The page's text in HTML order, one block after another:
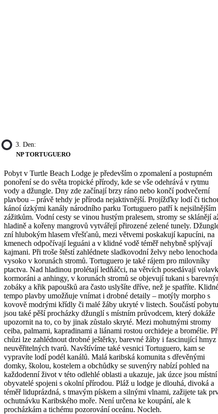
3. Den:
NP TORTUGUERO
Pobyt v Turtle Beach Lodge je především o zpomalení a postupném
ponoření se do světa tropické přírody, kde se vše odehrává v rytmu
vody a džungle. Dny zde začínají brzy ráno nebo končí podvečerní
plavbou – právě tehdy je příroda nejaktivnější. Projížďky lodí či
kánoí úzkými kanály národního parku Tortuguero patří k nejsilnějším
zážitkům. Vodní cesty se vinou hustým pralesem, stromy se sklánějí
hladině a kořeny mangrovů vytvářejí přirozené zelené tunely.
zní hlubokým hlasem vřešťanů, mezi větvemi poskakují kapucíni, na
kmenech odpočívají leguáni a v klidné vodě téměř nehybně splývají
kajmani. Při troše štěstí zahlédnete sladkovodní želvy nebo lenochoda
vysoko v korunách stromů. Tortuguero je také rájem pro milovníky
ptactva. Nad hladinou prolétají ledňáčci, na větvích posedávají
kormoráni a anhingy, v korunách stromů se objevují tukani s
zobáky a křik papoušků ara často uslyšíte dříve, než je spatříte.
tempo plavby umožňuje vnímat i drobné detaily – motýly morpho s
kovově modrými křídly či malé žáby ukryté v listech. Součástí pobytu
jsou také pěší procházky džunglí s místním průvodcem, který dokáže
upozornit na to, co by jinak zůstalo skryté. Mezi mohutnými stromy
ceiba, palmami, kapradinami a liánami rostou orchideje a bromélie.
chůzi lze zahlédnout drobné ještěrky, barevné žáby i fascinující hmyz
neuvěřitelných tvarů. Navštívíme také vesnici Tortuguero, kam se
vypravíte lodí podél kanálů. Malá karibská komunita s dřevěnými
domky, školou, kostelem a obchůdky se suvenýry nabízí pohled na
každodenní život v této odlehlé oblasti a ukazuje, jak úzce jsou místní
obyvatelé spojeni s okolní přírodou. Pláž u lodge je dlouhá, divoká a
téměř liduprázdná, s tmavým pískem a silnými vlnami, zažijete tak
ochutnávku Karibského moře. Není určena ke koupání, ale k
procházkám a tichému pozorování oceánu. Nocleh.